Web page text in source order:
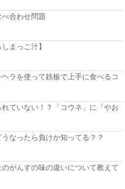
合わせ問題
まっこ汁】
ラを使って鉄板で上手に食べるコ
ていない！？「コウネ」に「やお
なったら負けか知ってる？？
のがんすの味の違いについて教えて